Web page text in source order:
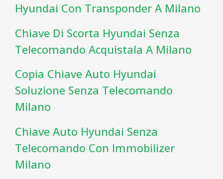
Hyundai Con Transponder A Milano
Chiave Di Scorta Hyundai Senza
Telecomando Acquistala A Milano
Copia Chiave Auto Hyundai
Soluzione Senza Telecomando
Milano
Chiave Auto Hyundai Senza
Telecomando Con Immobilizer
Milano